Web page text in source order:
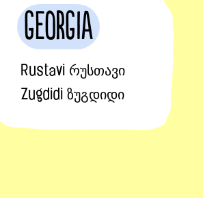
Georgia
Rustavi რუსთავი
Zugdidi ზუგდიდი